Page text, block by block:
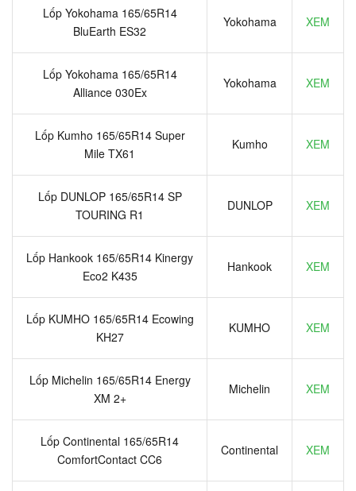
Lốp Yokohama 165/65R14
BluEarth ES32
Yokohama XEM
Lốp Yokohama 165/65R14
Alliance 030Ex
Yokohama XEM
Lốp Kumho 165/65R14 Super
Mile TX61
Kumho XEM
Lốp DUNLOP 165/65R14 SP
TOURING R1
DUNLOP XEM
Lốp Hankook 165/65R14 Kinergy
Eco2 K435
Hankook XEM
Lốp KUMHO 165/65R14 Ecowing
KH27
KUMHO XEM
Lốp Michelin 165/65R14 Energy
XM 2+
Michelin XEM
Lốp Continental 165/65R14
ComfortContact CC6
Continental XEM